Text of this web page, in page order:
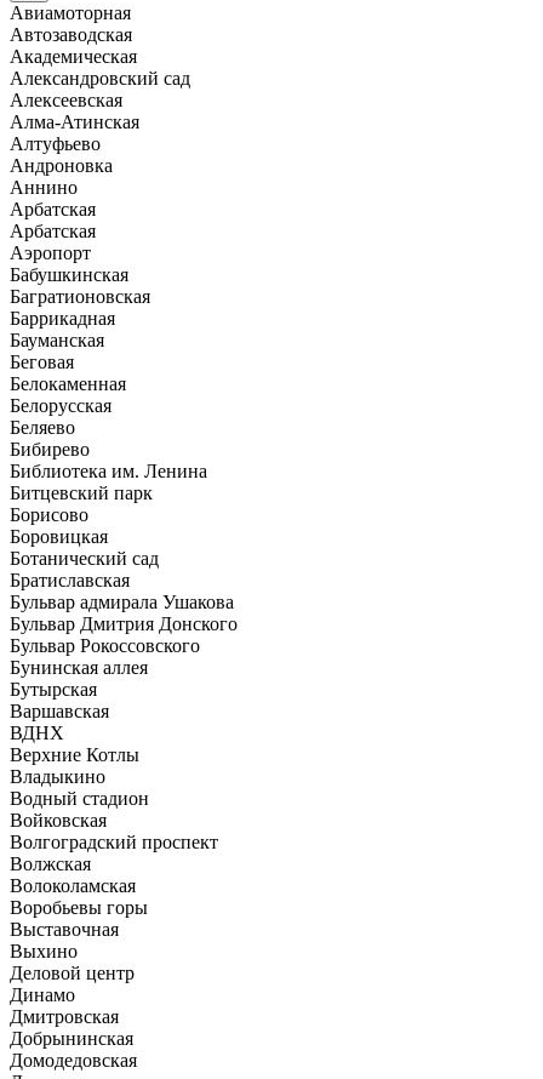
Авиамоторная
Автозаводская
Академическая
Александровский сад
Алексеевская
Алма-Атинская
Алтуфьево
Андроновка
Аннино
Арбатская
Арбатская
Аэропорт
Бабушкинская
Багратионовская
Баррикадная
Бауманская
Беговая
Белокаменная
Белорусская
Беляево
Бибирево
Библиотека им. Ленина
Битцевский парк
Борисово
Боровицкая
Ботанический сад
Братиславская
Бульвар адмирала Ушакова
Бульвар Дмитрия Донского
Бульвар Рокоссовского
Бунинская аллея
Бутырская
Варшавская
ВДНХ
Верхние Котлы
Владыкино
Водный стадион
Войковская
Волгоградский проспект
Волжская
Волоколамская
Воробьевы горы
Выставочная
Выхино
Деловой центр
Динамо
Дмитровская
Добрынинская
Домодедовская